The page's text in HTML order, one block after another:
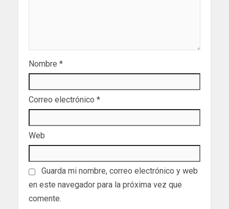
Nombre *
Correo electrónico *
Web
Guarda mi nombre, correo electrónico y web
en este navegador para la próxima vez que
comente.